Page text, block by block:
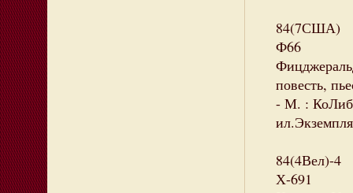
84(7США)
Ф66
повесть,
- М. :
84(4Вел)-4
Х-691